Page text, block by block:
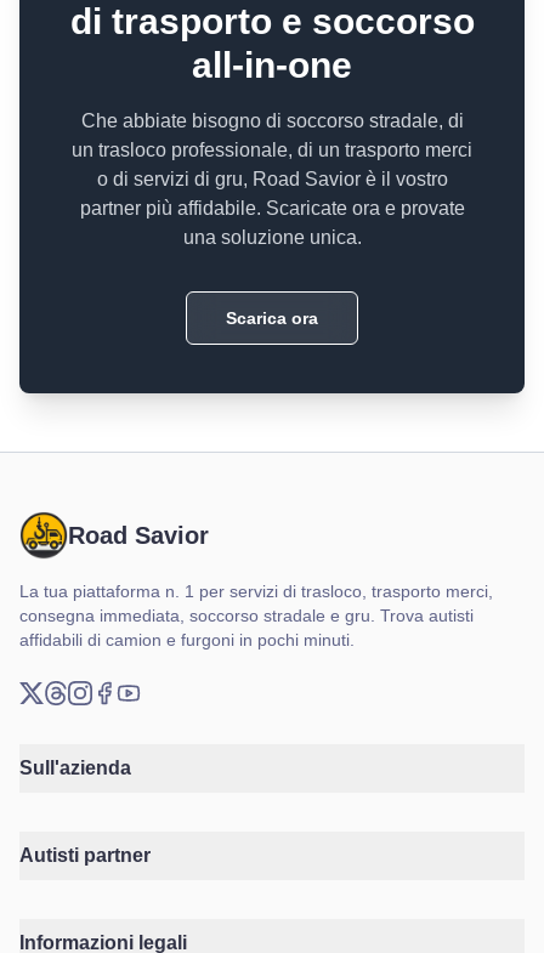
di trasporto e soccorso
all-in-one
Che abbiate bisogno di soccorso stradale, di
un trasloco professionale, di un trasporto merci
o di servizi di gru, Road Savior è il vostro
partner più affidabile. Scaricate ora e provate
una soluzione unica.
Scarica ora
Road Savior
La tua piattaforma n. 1 per servizi di trasloco, trasporto merci,
consegna immediata, soccorso stradale e gru. Trova autisti
affidabili di camion e furgoni in pochi minuti.
Sull'azienda
Autisti partner
Informazioni legali